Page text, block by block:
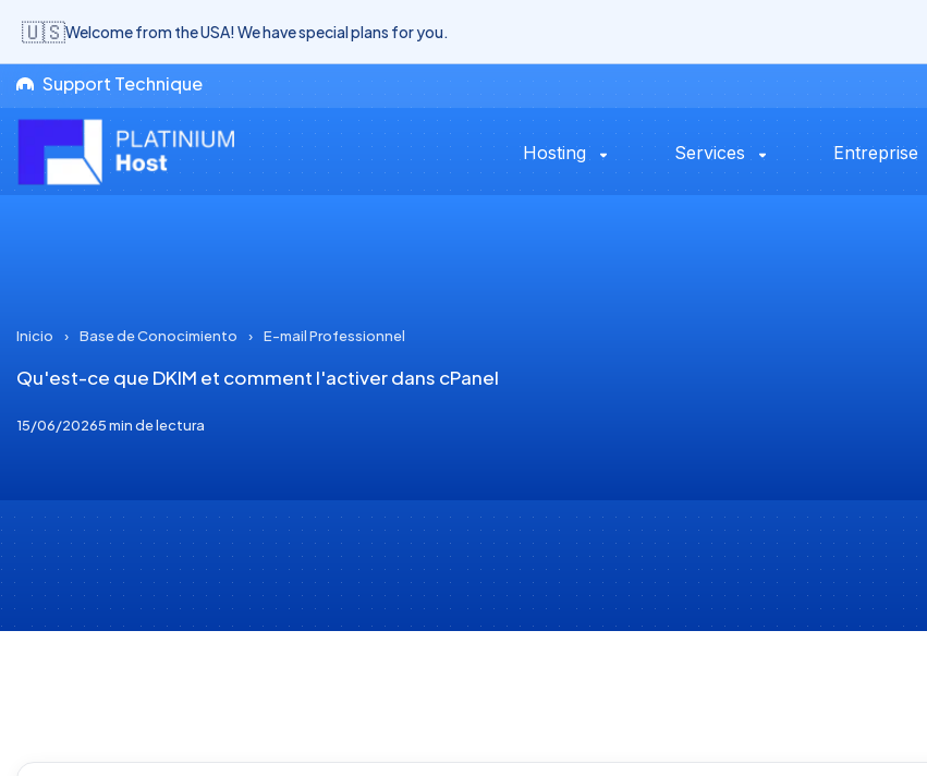
Support Technique
Hosting Services Entreprise
🇺🇸Welcome from the USA! We have special plans for you.
Inicio › Base de Conocimiento › E-mail Professionnel
Qu'est-ce que DKIM et comment l'activer dans cPanel
15/06/20265 min de lectura